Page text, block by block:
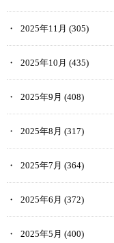
2025年11月 (305)
2025年10月 (435)
2025年9月 (408)
2025年8月 (317)
2025年7月 (364)
2025年6月 (372)
2025年5月 (400)